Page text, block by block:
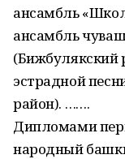
ансамбль
ансамбль
(Бижбулякский
эстрадной
район). …….
Дипломами
народный